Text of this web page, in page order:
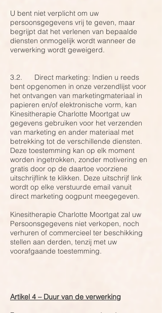
U bent niet verplicht om uw
persoonsgegevens vrij te geven, maar
begrijpt dat het verlenen van bepaalde
diensten onmogelijk wordt wanneer de
verwerking wordt geweigerd.
3.2. Direct marketing: Indien u reeds
bent opgenomen in onze verzendlijst voor
het ontvangen van marketingmateriaal in
papieren en/of elektronische vorm, kan
Kinesitherapie Charlotte Moortgat uw
gegevens gebruiken voor het verzenden
van marketing en ander materiaal met
betrekking tot de verschillende diensten.
Deze toestemming kan op elk moment
worden ingetrokken, zonder motivering en
gratis door op de daartoe voorziene
uitschrijflink te klikken. Deze uitschrijf link
wordt op elke verstuurde email vanuit
direct marketing oogpunt meegegeven.
Kinesitherapie Charlotte Moortgat zal uw
Persoonsgegevens niet verkopen, noch
verhuren of commercieel ter beschikking
stellen aan derden, tenzij met uw
voorafgaande toestemming.
Artikel 4 – Duur van de verwerking